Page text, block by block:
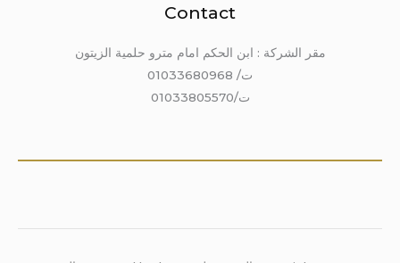
Contact
مقر الشركة : ابن الحكم امام مترو حلمية الزيتون
ت/ 01033680968
ت/01033805570